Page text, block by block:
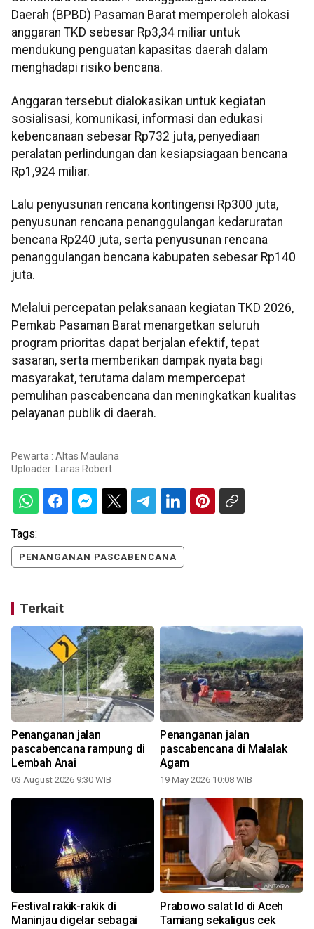
Daerah (BPBD) Pasaman Barat memperoleh alokasi
anggaran TKD sebesar Rp3,34 miliar untuk
mendukung penguatan kapasitas daerah dalam
menghadapi risiko bencana.
Anggaran tersebut dialokasikan untuk kegiatan
sosialisasi, komunikasi, informasi dan edukasi
kebencanaan sebesar Rp732 juta, penyediaan
peralatan perlindungan dan kesiapsiagaan bencana
Rp1,924 miliar.
Lalu penyusunan rencana kontingensi Rp300 juta,
penyusunan rencana penanggulangan kedaruratan
bencana Rp240 juta, serta penyusunan rencana
penanggulangan bencana kabupaten sebesar Rp140
juta.
Melalui percepatan pelaksanaan kegiatan TKD 2026,
Pemkab Pasaman Barat menargetkan seluruh
program prioritas dapat berjalan efektif, tepat
sasaran, serta memberikan dampak nyata bagi
masyarakat, terutama dalam mempercepat
pemulihan pascabencana dan meningkatkan kualitas
pelayanan publik di daerah.
Pewarta : Altas Maulana
Uploader:
Laras Robert
Tags:
PENANGANAN PASCABENCANA
Terkait
Penanganan jalan
pascabencana rampung di
Lembah Anai
03 August 2026 9:30 WIB
Penanganan jalan
pascabencana di Malalak
Agam
19 May 2026 10:08 WIB
Festival rakik-rakik di
Maninjau digelar sebagai
Prabowo salat Id di Aceh
Tamiang sekaligus cek